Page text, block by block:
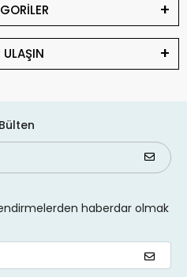
ULAŞIN
haberdar olmak